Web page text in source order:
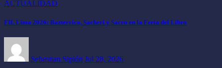
ACTUALIDAD
FIL Lima 2026: Bazterrica, Sacheri y Sacro en la Feria del Libro
Sebastian Sipión Jul 28, 2026